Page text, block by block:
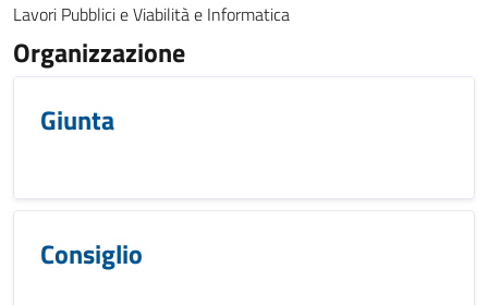
Lavori Pubblici e Viabilità e Informatica
Organizzazione
Giunta
Consiglio